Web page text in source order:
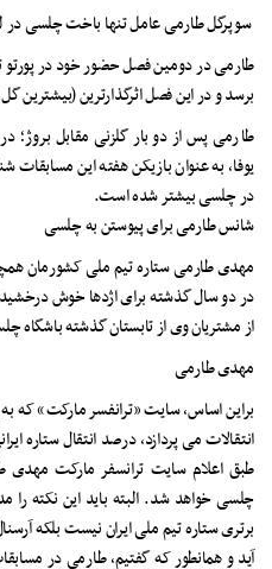
سوپرگل طارمی عامل تنها باخت چلسی در لیگ
طارمی در دومین فصل حضور خود در
برسد و در این فصل اثرگذارترین (بیشترین
طارمی پس از دو بار گلزنی مقابل بروژ؛
یوفا، به عنوان بازیکن هفته این
در چلسی بیشتر شده است.
شانس طارمی برای پیوستن به چلسی
مهدی طارمی ستاره تیم ملی کشورمان
در دو سال گذشته برای اژدها خوش
از مشتریان وی از تابستان گذشته باشگاه
مهدی طارمی
براین اساس، سایت «ترانفسر مارکت» که
انتقالات می پردازد، درصد انتقال ستاره
چلسی خواهد شد. البته باید این نکته
برتری ستاره تیم ملی ایران نیست بلکه